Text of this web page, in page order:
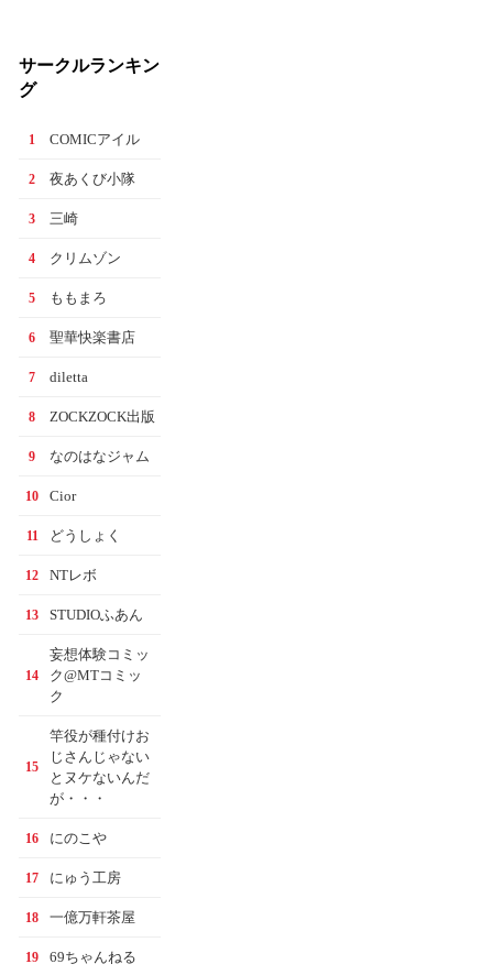
サークルランキン
グ
1 COMICアイル
2 夜あくび小隊
3 三崎
4 クリムゾン
5 ももまろ
6 聖華快楽書店
7 diletta
8 ZOCKZOCK出版
9 なのはなジャム
10 Cior
11 どうしょく
12 NTレボ
13 STUDIOふあん
14
妄想体験コミッ
ク@MTコミッ
ク
15
竿役が種付けお
じさんじゃない
とヌケないんだ
が・・・
16 にのこや
17 にゅう工房
18 一億万軒茶屋
19 69ちゃんねる